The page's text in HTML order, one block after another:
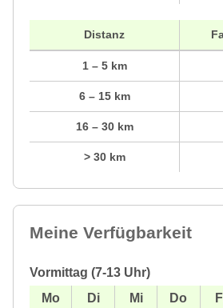
Distanz
1 – 5 km
6 – 15 km
16 – 30 km
> 30 km
Meine Verfügbarkeit
Vormittag (7-13 Uhr)